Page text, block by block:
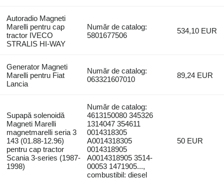
Autoradio Magneti
Marelli pentru cap
tractor IVECO
STRALIS HI-WAY
Număr de catalog:
5801677506
534,10 EUR
Generator Magneti
Marelli pentru Fiat
Lancia
Număr de catalog:
063321607010
89,24 EUR
Supapă solenoidă
Magneti Marelli
magnetmarelli seria 3
143 (01.88-12.96)
pentru cap tractor
Scania 3-series (1987-
1998)
Număr de catalog:
4613150080 345326
1314047 354611
0014318305
A0014318305
0014318905
A0014318905 3514-
00053 1471905...,
combustibil: diesel
50 EUR